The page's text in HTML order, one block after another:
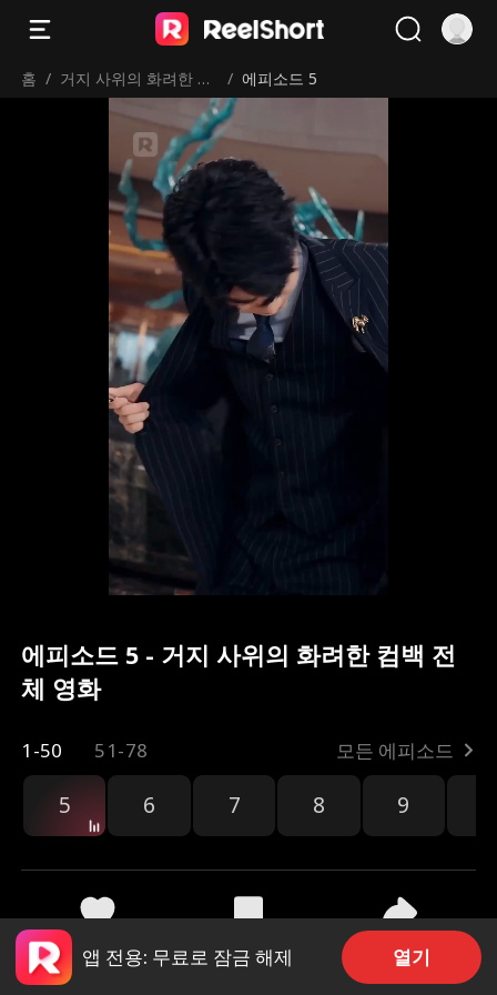
홈 / 거지 사위의 화려한 컴
/ 에피소드 5
에피소드 5 - 거지 사위의 화려한 컴백 전
체 영화
1-50 51-78 모든 에피소드
5 6 7 8 9
1.5k 4.9k 공유
앱 전용: 무료로 잠금 해제 열기